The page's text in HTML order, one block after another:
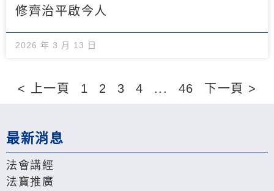
修齊治平啟今人
2026 年 3 月 13 日
< 上一頁 1 2 3 4 ... 46 下一頁 >
最新消息
法會講經
法寶推廣